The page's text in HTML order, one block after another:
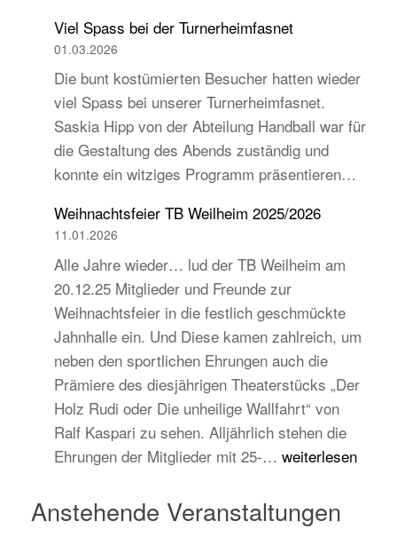
2026
–
Beständig
und
traditionell,
aber
auch
jugend-
und
Viel Spass bei der Turnerheimfasnet
01.03.2026
Die bunt kostümierten Besucher hatten wieder
viel Spass bei unserer Turnerheimfasnet.
Saskia Hipp von der Abteilung Handball war für
die Gestaltung des Abends zuständig und
konnte ein witziges Programm präsentieren…
Weihnachtsfeier TB Weilheim 2025/2026
11.01.2026
Alle Jahre wieder… lud der TB Weilheim am
20.12.25 Mitglieder und Freunde zur
Weihnachtsfeier in die festlich geschmückte
Jahnhalle ein. Und Diese kamen zahlreich, um
neben den sportlichen Ehrungen auch die
Prämiere des diesjährigen Theaterstücks „Der
Holz Rudi oder Die unheilige Wallfahrt“ von
Ralf Kaspari zu sehen. Alljährlich stehen die
Ehrungen der Mitglieder mit 25-… Weihnachtsfeier
2025/2026
weiterlesen
Anstehende Veranstaltungen